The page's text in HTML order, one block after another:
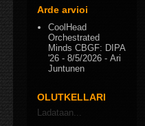
Arde arvioi
CoolHead
Orchestrated
Minds CBGF: DIPA
'26 - 8/5/2026 - Ari
Juntunen
OLUTKELLARI
Ladataan...